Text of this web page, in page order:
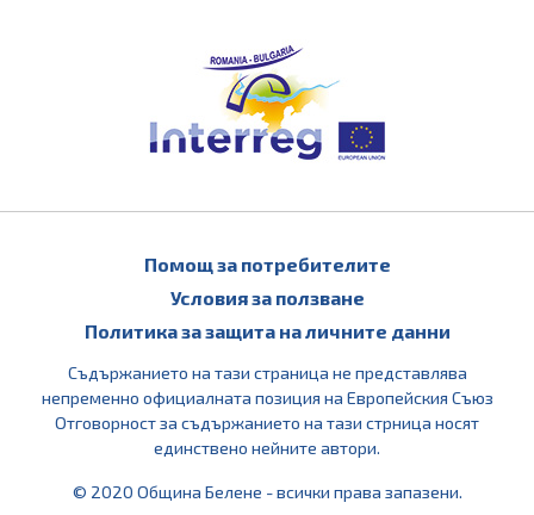
Помощ за потребителите
Условия за ползване
Политика за защита на личните данни
Съдържанието на тази страница не представлява
непременно официалната позиция на Европейския Съюз
Отговорност за съдържанието на тази стрница носят
единствено нейните автори.
© 2020 Община Белене - всички права запазени.